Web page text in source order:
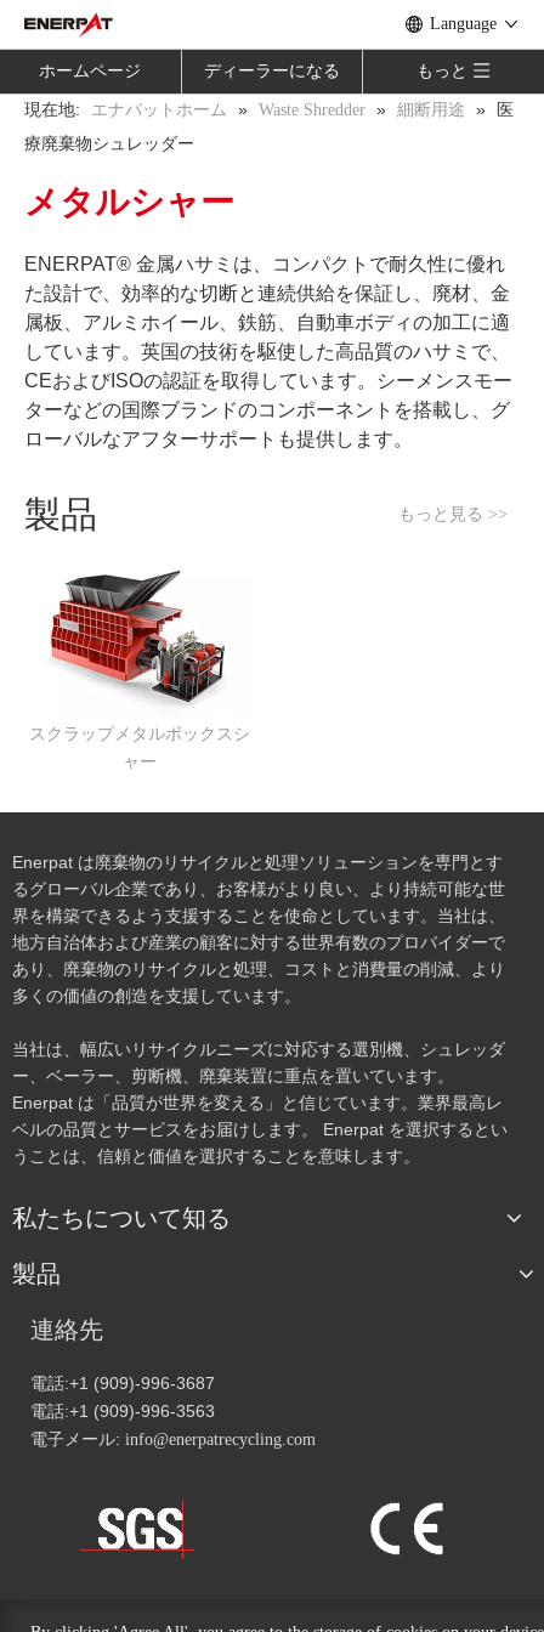
Language
ホームページ ディーラーになる もっと
現在地: エナパットホーム » Waste Shredder » 細断用途 »
医
療廃棄物シュレッダー
メタルシャー
ENERPAT® 金属ハサミは、コンパクトで耐久性に優れ
た設計で、効率的な切断と連続供給を保証し、廃材、金
属板、アルミホイール、鉄筋、自動車ボディの加工に適
しています。英国の技術を駆使した高品質のハサミで、
CEおよびISOの認証を取得しています。シーメンスモー
ターなどの国際ブランドのコンポーネントを搭載し、グ
ローバルなアフターサポートも提供します。
製品 もっと見る >>
スクラップメタルボックスシ
ャー
Enerpat は廃棄物のリサイクルと処理ソリューションを専門とす
るグローバル企業であり、お客様がより良い、より持続可能な世
界を構築できるよう支援することを使命としています。当社は、
地方自治体および産業の顧客に対する世界有数のプロバイダーで
あり、廃棄物のリサイクルと処理、コストと消費量の削減、より
多くの価値の創造を支援しています。
当社は、幅広いリサイクルニーズに対応する選別機、シュレッダ
ー、ベーラー、剪断機、廃棄装置に重点を置いています。
Enerpat は「品質が世界を変える」と信じています。業界最高レ
ベルの品質とサービスをお届けします。 Enerpat を選択するとい
うことは、信頼と価値を選択することを意味します。
私たちについて知る
製品
連絡先
電話:+1 (909)-996-3687
電話:+1 (909)-996-3563
電子メール: info@enerpatrecycling.com